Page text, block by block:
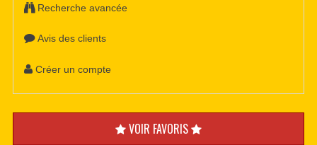
Recherche avancée
Avis des clients
Créer un compte
VOIR FAVORIS